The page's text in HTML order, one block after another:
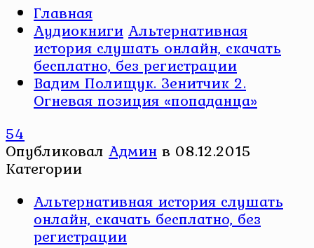
Главная
Аудиокниги Альтернативная
история слушать онлайн, скачать
бесплатно, без регистрации
Вадим Полищук. Зенитчик 2.
Огневая позиция «попаданца»
54
Опубликовал Админ в 08.12.2015
Категории
Альтернативная история слушать
онлайн, скачать бесплатно, без
регистрации